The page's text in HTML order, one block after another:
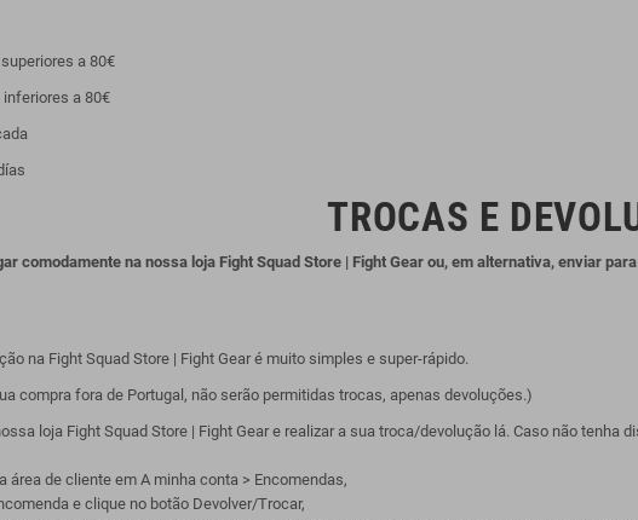
a 80€
inferiores a 80€
TROCAS E
comodamente na nossa loja Fight Squad Store | Fight Gear ou, em alternativa, enviar
na Fight Squad Store | Fight Gear é muito simples e super-rápido.
compra fora de Portugal, não serão permitidas trocas, apenas devoluções.)
loja Fight Squad Store | Fight Gear e realizar a sua troca/devolução lá. Caso não tenha
área de cliente em A minha conta > Encomendas,
e clique no botão Devolver/Trocar,